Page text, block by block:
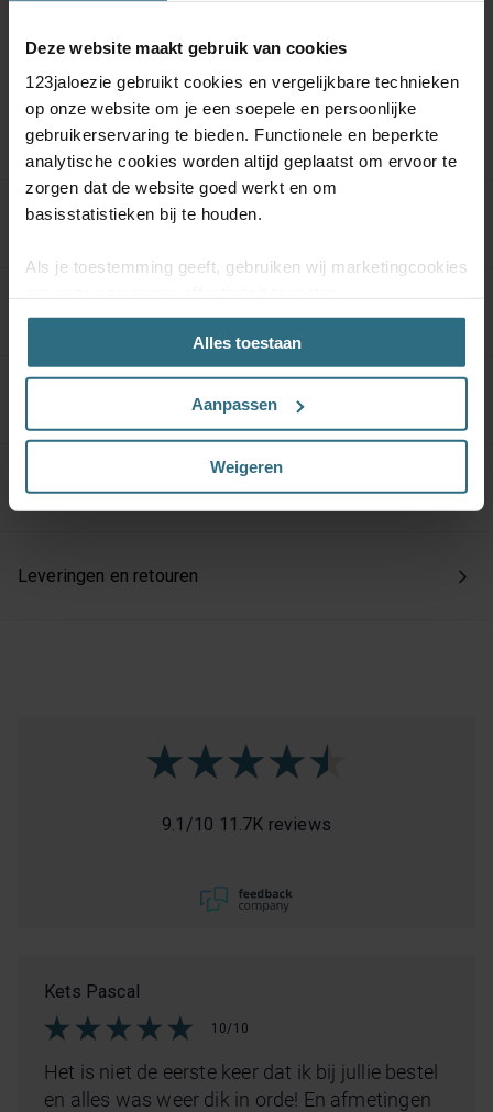
Deze website maakt gebruik van cookies
123jaloezie gebruikt cookies en vergelijkbare technieken
op onze website om je een soepele en persoonlijke
gebruikerservaring te bieden. Functionele en beperkte
analytische cookies worden altijd geplaatst om ervoor te
zorgen dat de website goed werkt en om
basisstatistieken bij te houden.
Als je toestemming geeft, gebruiken wij marketingcookies
(prestatiegerichte marketingcookies) en content op jouw
voorkeuren af te stemmen (advertentie- en
socialmediacookies). Deze cookies kunnen we inzetten
voor advertentie personalisaties. Met deze cookies
kunnen wij en derde partijen uw gedrag op onze website
onze cookie- en privacyverklaring.
we enkel de functionele en beperkte analytische cookies
Alles toestaan
Aanpassen
Weigeren
Meer informatie
Product specificaties
Materiaal & Onderhoud
Kindveiligheid
Leveringen en retouren
9.1 /10 11.7K reviews
Kets Pascal
10/10
Het is niet de eerste keer dat ik bij jullie bestel
en alles was weer dik in orde! En afmetingen